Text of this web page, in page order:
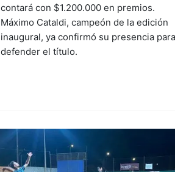
contará con $1.200.000 en premios.
Máximo Cataldi, campeón de la edición
inaugural, ya confirmó su presencia para
defender el título.